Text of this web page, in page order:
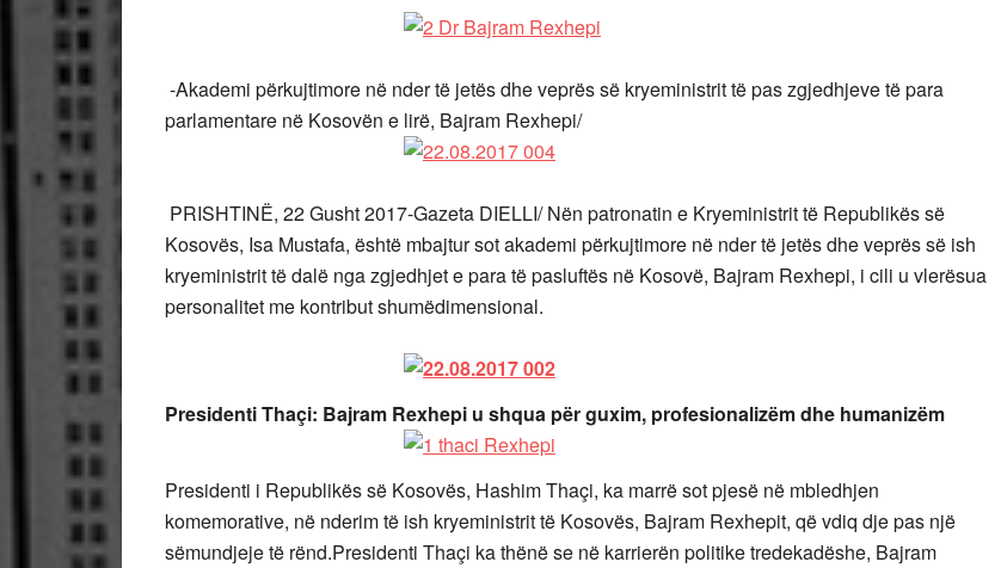
-Akademi përkujtimore në nder të jetës dhe veprës së kryeministrit të pas zgjedhjeve të para
parlamentare në Kosovën e lirë, Bajram Rexhepi/
PRISHTINË, 22 Gusht 2017-Gazeta DIELLI/ Nën patronatin e Kryeministrit të Republikës së
Kosovës, Isa Mustafa, është mbajtur sot akademi përkujtimore në nder të jetës dhe veprës së ish
kryeministrit të dalë nga zgjedhjet e para të pasluftës në Kosovë, Bajram Rexhepi, i cili u vlerësua
personalitet me kontribut shumëdimensional.
Presidenti Thaçi: Bajram Rexhepi u shqua për guxim, profesionalizëm dhe humanizëm
Presidenti i Republikës së Kosovës, Hashim Thaçi, ka marrë sot pjesë në mbledhjen
komemorative, në nderim të ish kryeministrit të Kosovës, Bajram Rexhepit, që vdiq dje pas një
sëmundjeje të rënd.Presidenti Thaçi ka thënë se në karrierën politike tredekadëshe, Bajram